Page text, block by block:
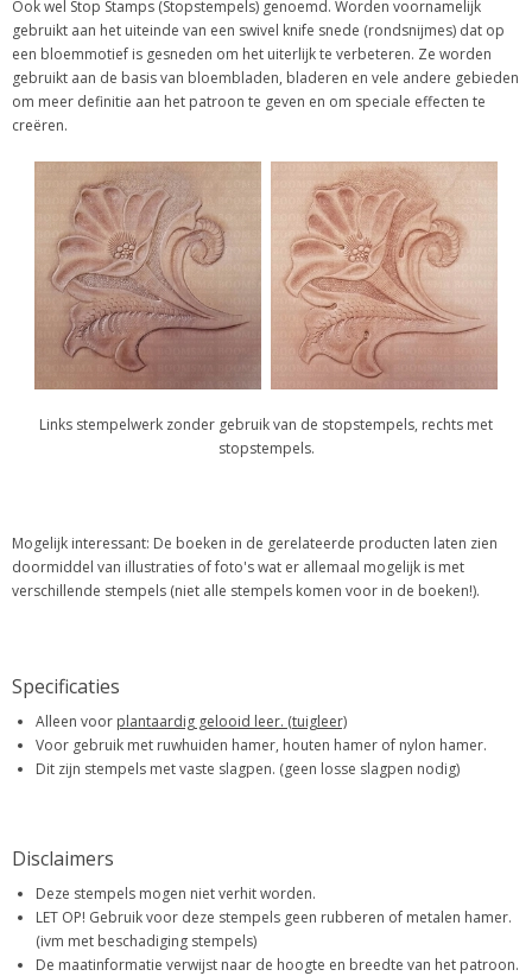
Ook wel Stop Stamps (Stopstempels) genoemd. Worden voornamelijk
gebruikt aan het uiteinde van een swivel knife snede (rondsnijmes) dat op
een bloemmotief is gesneden om het uiterlijk te verbeteren. Ze worden
gebruikt aan de basis van bloembladen, bladeren en vele andere gebieden
om meer definitie aan het patroon te geven en om speciale effecten te
creëren.
Links stempelwerk zonder gebruik van de stopstempels, rechts met
stopstempels.
Mogelijk interessant: De boeken in de gerelateerde producten laten zien
doormiddel van illustraties of foto's wat er allemaal mogelijk is met
verschillende stempels (niet alle stempels komen voor in de boeken!).
Specificaties
Alleen voor plantaardig gelooid leer. (tuigleer)
Voor gebruik met ruwhuiden hamer, houten hamer of nylon hamer.
Dit zijn stempels met vaste slagpen. (geen losse slagpen nodig)
Disclaimers
Deze stempels mogen niet verhit worden.
LET OP! Gebruik voor deze stempels geen rubberen of metalen hamer.
(ivm met beschadiging stempels)
De maatinformatie verwijst naar de hoogte en breedte van het patroon.